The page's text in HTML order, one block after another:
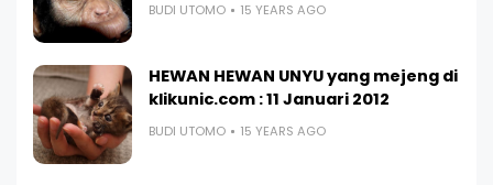
BUDI UTOMO 15 YEARS AGO
HEWAN HEWAN UNYU yang mejeng di
klikunic.com : 11 Januari 2012
BUDI UTOMO 15 YEARS AGO